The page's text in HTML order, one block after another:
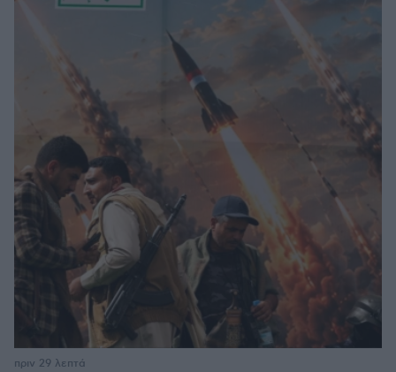
πριν 29 λεπτά